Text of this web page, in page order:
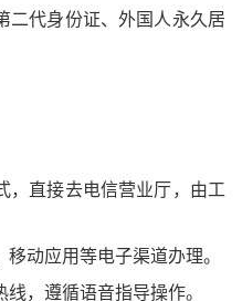
二代身份证、外国人永久居
，直接去电信营业厅，由工
动应用等电子渠道办理。
，遵循语音指导操作。